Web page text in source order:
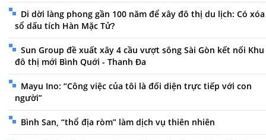
Di dời làng phong gần 100 năm để xây đô thị du lịch: Có xóa
sổ dấu tích Hàn Mặc Tử?
Sun Group đề xuất xây 4 cầu vượt sông Sài Gòn kết nối Khu
đô thị mới Bình Quới - Thanh Đa
Mayu Ino: “Công việc của tôi là đối diện trực tiếp với con
người”
Bình San, “thổ địa ròm” làm dịch vụ thiên nhiên